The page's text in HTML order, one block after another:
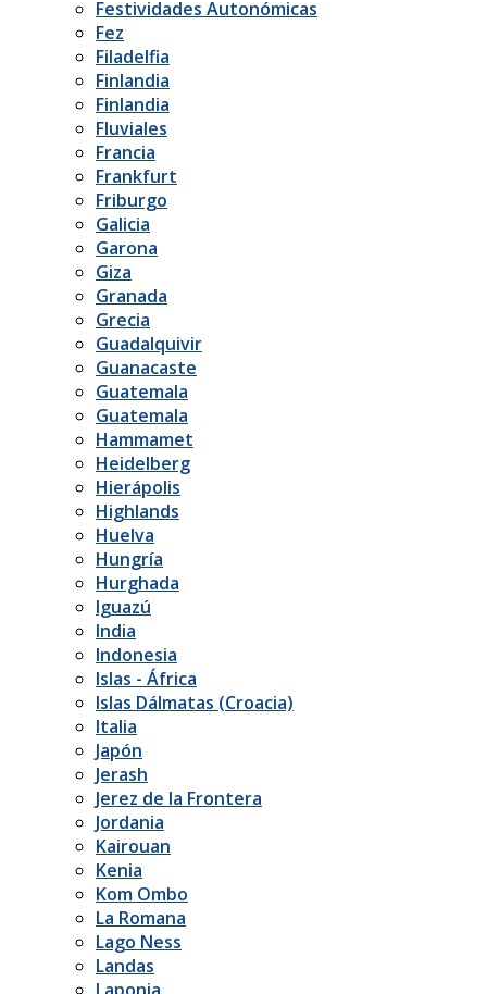
Festividades Autonómicas
Fez
Filadelfia
Finlandia
Finlandia
Fluviales
Francia
Frankfurt
Friburgo
Galicia
Garona
Giza
Granada
Grecia
Guadalquivir
Guanacaste
Guatemala
Guatemala
Hammamet
Heidelberg
Hierápolis
Highlands
Huelva
Hungría
Hurghada
Iguazú
India
Indonesia
Islas - África
Islas Dálmatas (Croacia)
Italia
Japón
Jerash
Jerez de la Frontera
Jordania
Kairouan
Kenia
Kom Ombo
La Romana
Lago Ness
Landas
Laponia